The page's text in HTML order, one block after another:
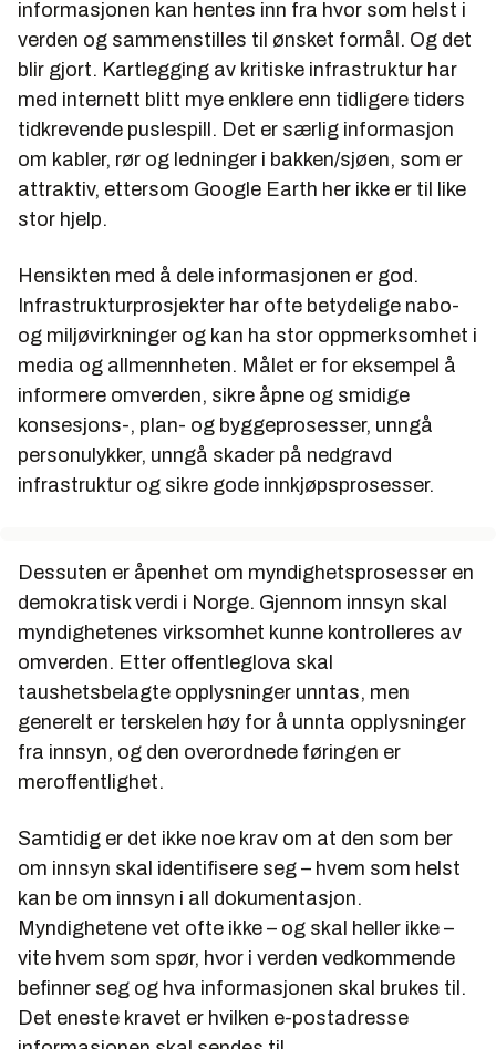
informasjonen kan hentes inn fra hvor som helst i
verden og sammenstilles til ønsket formål. Og det
blir gjort. Kartlegging av kritiske infrastruktur har
med internett blitt mye enklere enn tidligere tiders
tidkrevende puslespill. Det er særlig informasjon
om kabler, rør og ledninger i bakken/sjøen, som er
attraktiv, ettersom Google Earth her ikke er til like
stor hjelp.
Hensikten med å dele informasjonen er god.
Infrastrukturprosjekter har ofte betydelige nabo-
og miljøvirkninger og kan ha stor oppmerksomhet i
media og allmennheten. Målet er for eksempel å
informere omverden, sikre åpne og smidige
konsesjons-, plan- og byggeprosesser, unngå
personulykker, unngå skader på nedgravd
infrastruktur og sikre gode innkjøpsprosesser.
Dessuten er åpenhet om myndighetsprosesser en
demokratisk verdi i Norge. Gjennom innsyn skal
myndighetenes virksomhet kunne kontrolleres av
omverden. Etter offentleglova skal
taushetsbelagte opplysninger unntas, men
generelt er terskelen høy for å unnta opplysninger
fra innsyn, og den overordnede føringen er
meroffentlighet.
Samtidig er det ikke noe krav om at den som ber
om innsyn skal identifisere seg – hvem som helst
kan be om innsyn i all dokumentasjon.
Myndighetene vet ofte ikke – og skal heller ikke –
vite hvem som spør, hvor i verden vedkommende
befinner seg og hva informasjonen skal brukes til.
Det eneste kravet er hvilken e-postadresse